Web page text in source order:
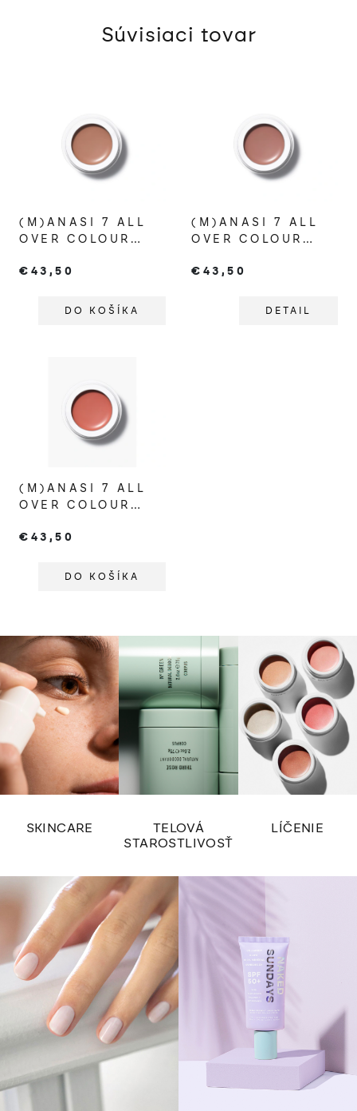
Súvisiaci tovar
(M)ANASI 7 ALL
OVER COLOUR
€43,50
DO KOŠÍKA
(M)ANASI 7 ALL
OVER COLOUR
€43,50
DETAIL
(M)ANASI 7 ALL
OVER COLOUR
€43,50
DO KOŠÍKA
SKINCARE
TELOVÁ
STAROSTLIVOSŤ
LÍČENIE